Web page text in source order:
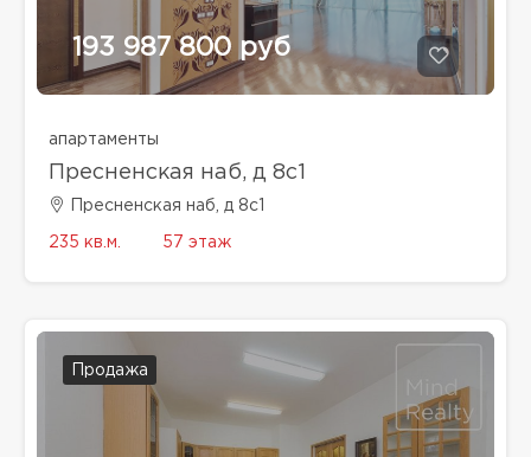
193 987 800 руб
апартаменты
Пресненская наб, д 8с1
Пресненская наб, д 8с1
235 кв.м. 57 этаж
Продажа